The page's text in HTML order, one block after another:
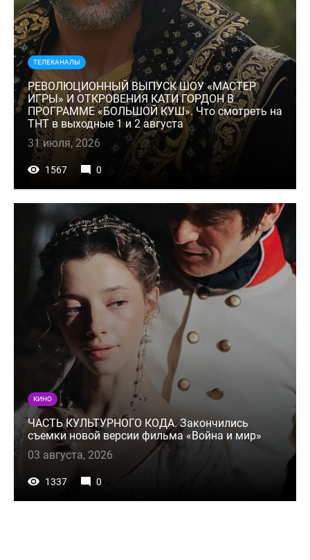
ТЕЛЕКАНАЛЫ
РЕВОЛЮЦИОННЫЙ ВЫПУСК ШОУ «МАСТЕР
ИГРЫ» И ОТКРОВЕНИЯ КАТИ ГОРДОН В
ПРОГРАММЕ «БОЛЬШОЙ КУШ». Что смотреть на
ТНТ в выходные 1 и 2 августа
31 июля, 2026
1567 0
КИНО
ЧАСТЬ КУЛЬТУРНОГО КОДА. Закончились
съемки новой версии фильма «Война и мир»
03 августа, 2026
1337 0